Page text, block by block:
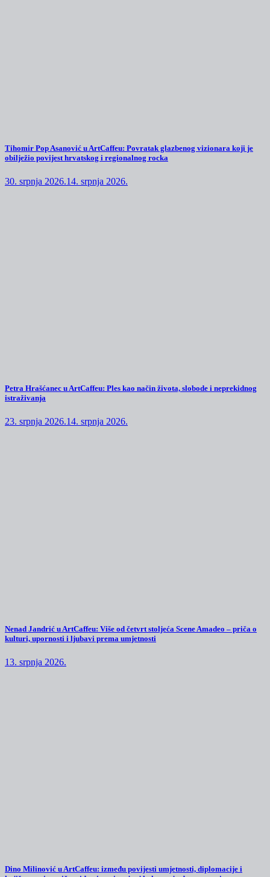
Tihomir Pop Asanović u ArtCaffeu: Povratak glazbenog vizionara koji je
obilježio povijest hrvatskog i regionalnog rocka
30. srpnja 2026.14. srpnja 2026.
Petra Hrašćanec u ArtCaffeu: Ples kao način života, slobode i neprekidnog
istraživanja
23. srpnja 2026.14. srpnja 2026.
Nenad Jandrić u ArtCaffeu: Više od četvrt stoljeća Scene Amadeo – priča o
kulturi, upornosti i ljubavi prema umjetnosti
13. srpnja 2026.
Dino Milinović u ArtCaffeu: između povijesti umjetnosti, diplomacije i